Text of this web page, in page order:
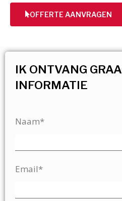
OFFERTE AANVRAGEN
IK ONTVANG
INFORMATIE
Naam*
Email*